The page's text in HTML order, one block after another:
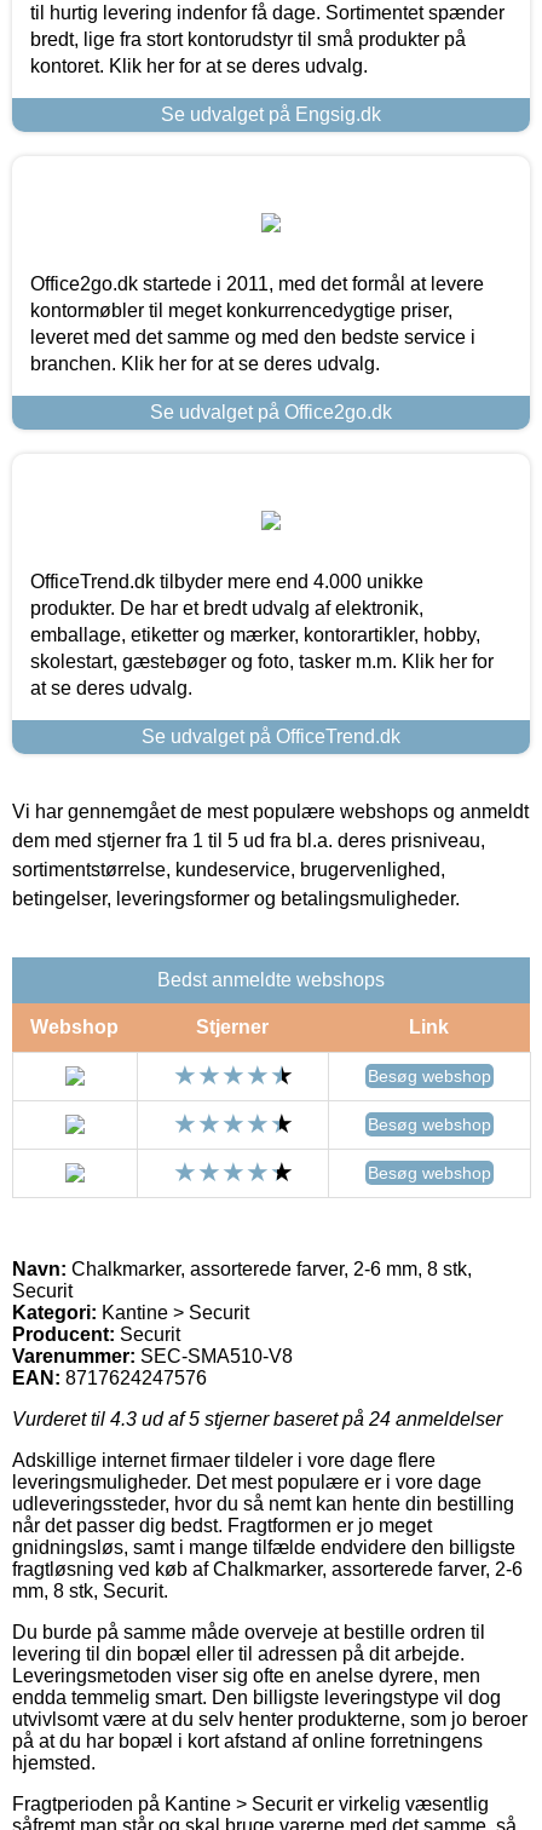
til hurtig levering indenfor få dage. Sortimentet spænder
bredt, lige fra stort kontorudstyr til små produkter på
kontoret. Klik her for at se deres udvalg.
Se udvalget på Engsig.dk
Office2go.dk startede i 2011, med det formål at levere
kontormøbler til meget konkurrencedygtige priser,
leveret med det samme og med den bedste service i
branchen. Klik her for at se deres udvalg.
Se udvalget på Office2go.dk
OfficeTrend.dk tilbyder mere end 4.000 unikke
produkter. De har et bredt udvalg af elektronik,
emballage, etiketter og mærker, kontorartikler, hobby,
skolestart, gæstebøger og foto, tasker m.m. Klik her for
at se deres udvalg.
Se udvalget på OfficeTrend.dk
Vi har gennemgået de mest populære webshops og anmeldt
dem med stjerner fra 1 til 5 ud fra bl.a. deres prisniveau,
sortimentstørrelse, kundeservice, brugervenlighed,
betingelser, leveringsformer og betalingsmuligheder.
Bedst anmeldte webshops
Webshop Stjerner Link
Besøg webshop
Besøg webshop
Besøg webshop
Navn: Chalkmarker, assorterede farver, 2-6 mm, 8 stk,
Securit
Kategori: Kantine > Securit
Producent: Securit
Varenummer: SEC-SMA510-V8
EAN: 8717624247576
Vurderet til 4.3 ud af 5 stjerner baseret på 24 anmeldelser
Adskillige internet firmaer tildeler i vore dage flere
leveringsmuligheder. Det mest populære er i vore dage
udleveringssteder, hvor du så nemt kan hente din bestilling
når det passer dig bedst. Fragtformen er jo meget
gnidningsløs, samt i mange tilfælde endvidere den billigste
fragtløsning ved køb af Chalkmarker, assorterede farver, 2-6
mm, 8 stk, Securit.
Du burde på samme måde overveje at bestille ordren til
levering til din bopæl eller til adressen på dit arbejde.
Leveringsmetoden viser sig ofte en anelse dyrere, men
endda temmelig smart. Den billigste leveringstype vil dog
utvivlsomt være at du selv henter produkterne, som jo beroer
på at du har bopæl i kort afstand af online forretningens
hjemsted.
Fragtperioden på Kantine > Securit er virkelig væsentlig
såfremt man står og skal bruge varerne med det samme, så